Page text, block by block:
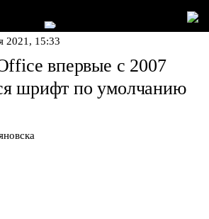
2021, 15:33
впервые с 2007
шрифт по умолчанию